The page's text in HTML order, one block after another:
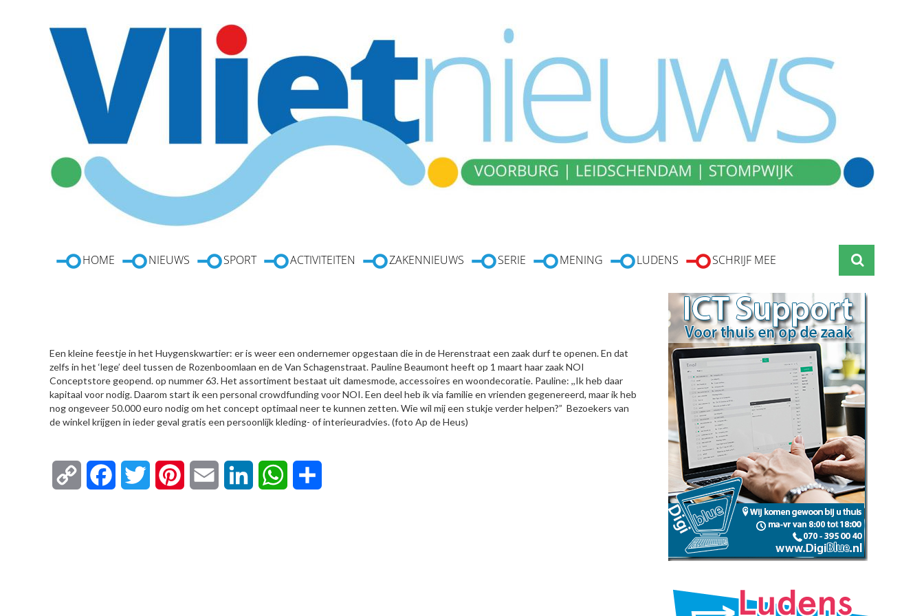
HOME NIEUWS SPORT ACTIVITEITEN ZAKENNIEUWS SERIE MENING LUDENS SCHRIJF MEE
Een kleine feestje in het Huygenskwartier: er is weer een ondernemer opgestaan die in de Herenstraat een zaak durf te openen. En dat
zelfs in het ‘lege’ deel tussen de Rozenboomlaan en de Van Schagenstraat. Pauline Beaumont heeft op 1 maart haar zaak NOI
Conceptstore geopend. op nummer 63. Het assortiment bestaat uit damesmode, accessoires en woondecoratie. Pauline: ,,Ik heb daar
kapitaal voor nodig. Daarom start ik een personal crowdfunding voor NOI. Een deel heb ik via familie en vrienden gegenereerd, maar ik heb
nog ongeveer 50.000 euro nodig om het concept optimaal neer te kunnen zetten. Wie wil mij een stukje verder helpen?” Bezoekers van
de winkel krijgen in ieder geval gratis een persoonlijk kleding- of interieuradvies. (foto Ap de Heus)
Copy FacebookTwitter Pinterest Email LinkedIn WhatsApp